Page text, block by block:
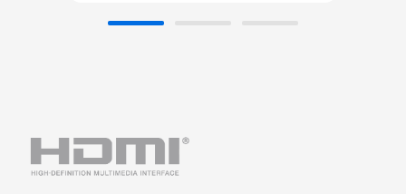
pouvant atteindre 128 Go.
Format compact :